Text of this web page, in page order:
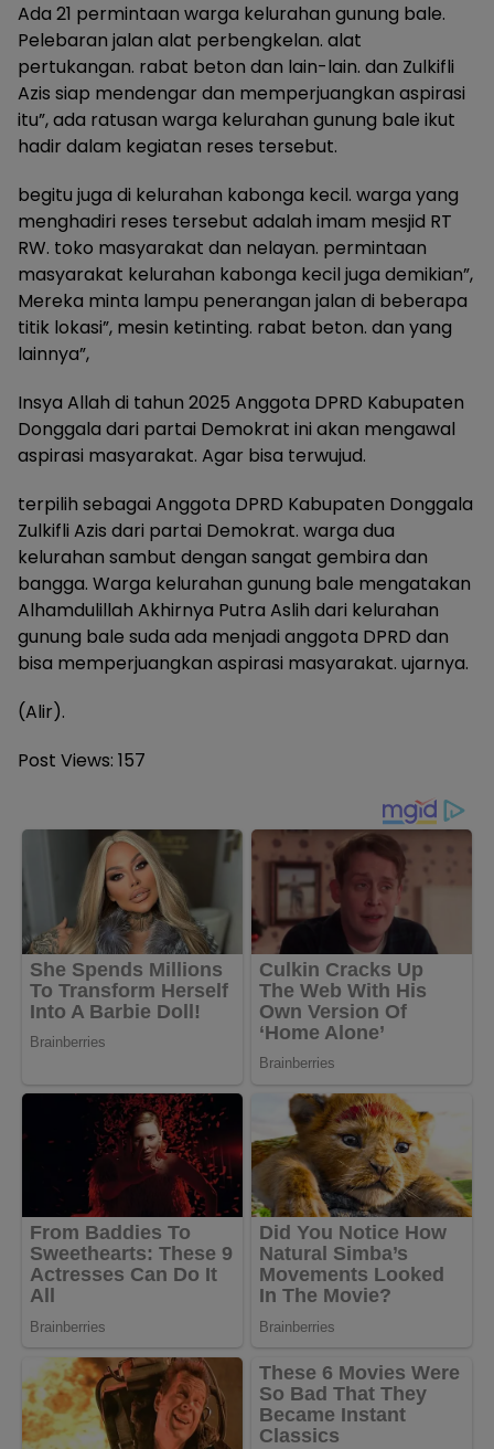
Ada 21 permintaan warga kelurahan gunung bale.
Pelebaran jalan alat perbengkelan. alat
pertukangan. rabat beton dan lain-lain. dan Zulkifli
Azis siap mendengar dan memperjuangkan aspirasi
itu”, ada ratusan warga kelurahan gunung bale ikut
hadir dalam kegiatan reses tersebut.
begitu juga di kelurahan kabonga kecil. warga yang
menghadiri reses tersebut adalah imam mesjid RT
RW. toko masyarakat dan nelayan. permintaan
masyarakat kelurahan kabonga kecil juga demikian”,
Mereka minta lampu penerangan jalan di beberapa
titik lokasi”, mesin ketinting. rabat beton. dan yang
lainnya”,
Insya Allah di tahun 2025 Anggota DPRD Kabupaten
Donggala dari partai Demokrat ini akan mengawal
aspirasi masyarakat. Agar bisa terwujud.
terpilih sebagai Anggota DPRD Kabupaten Donggala
Zulkifli Azis dari partai Demokrat. warga dua
kelurahan sambut dengan sangat gembira dan
bangga. Warga kelurahan gunung bale mengatakan
Alhamdulillah Akhirnya Putra Aslih dari kelurahan
gunung bale suda ada menjadi anggota DPRD dan
bisa memperjuangkan aspirasi masyarakat. ujarnya.
(Alir).
Post Views: 157